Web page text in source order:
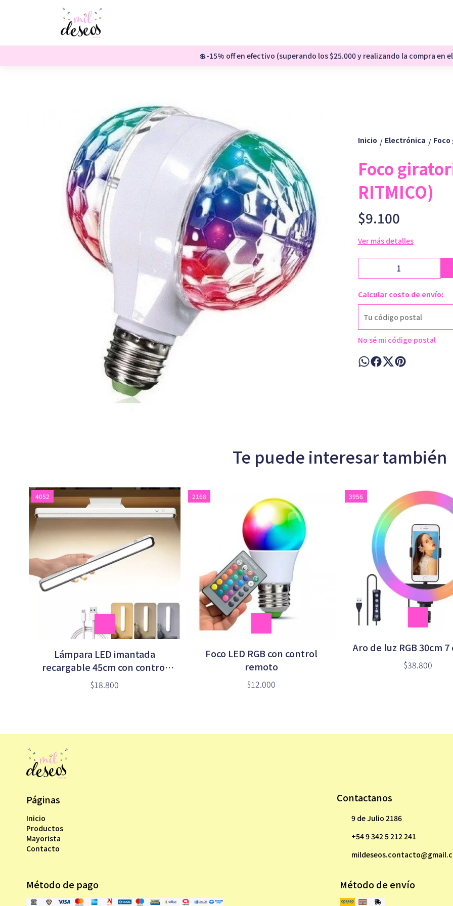
💲-15% off en efectivo (superando los $25.000 y realizando la compra en
Inicio / Electrónica / Foco
Foco
RITMICO)
$9.100
Ver más detalles
Calcular costo de envío:
No sé mi código postal
Te puede interesar también
4052
Lámpara LED imantada
recargable 45cm con control
remoto (VEL-81027)
$18.800
2168
Foco LED RGB con control
remoto
$12.000
3956
Aro de luz RGB 30cm
$38.800
Páginas
Inicio
Productos
Mayorista
Contacto
Contactanos
9 de Julio 2186
+54 9 342 5 212 241
Método de pago Método de envío